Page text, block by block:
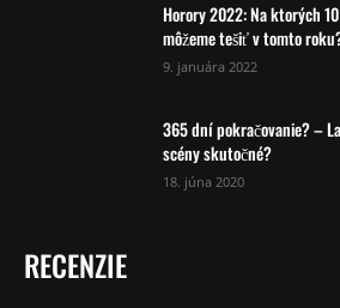
Horory 2022: Na ktorých
môžeme tešiť v tomto
9. januára 2022
365 dní pokračovanie? –
scény skutočné?
18. júna 2020
RECENZIE